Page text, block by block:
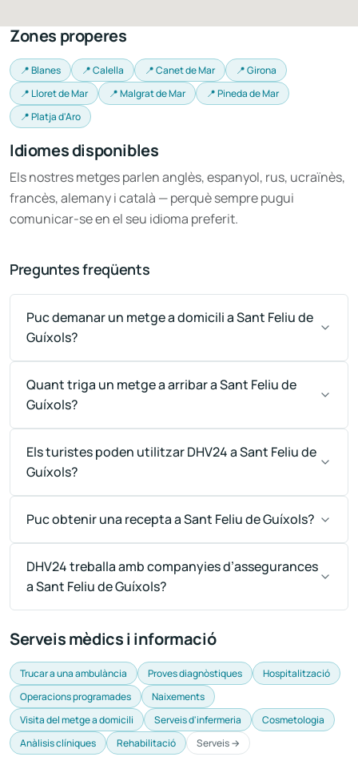
Zones properes
📍 Blanes 📍 Calella 📍 Canet de Mar
📍 Girona
📍 Lloret de Mar
📍 Malgrat de Mar
📍 Pineda de Mar
📍 Platja d'Aro
Idiomes disponibles
Els nostres metges parlen anglès, espanyol, rus, ucraïnès,
francès, alemany i català — perquè sempre pugui
comunicar-se en el seu idioma preferit.
Preguntes freqüents
Puc demanar un metge a domicili a Sant Feliu de
Guíxols?
Quant triga un metge a arribar a Sant Feliu de
Guíxols?
Els turistes poden utilitzar DHV24 a Sant Feliu de
Guíxols?
Puc obtenir una recepta a Sant Feliu de Guíxols?
DHV24 treballa amb companyies d’assegurances
a Sant Feliu de Guíxols?
Serveis mèdics i informació
Trucar a una ambulància Proves diagnòstiques
Hospitalització
Operacions programades
Naixements
Visita del metge a domicili
Serveis d'infermeria
Cosmetologia
Anàlisis clíniques
Rehabilitació Serveis →